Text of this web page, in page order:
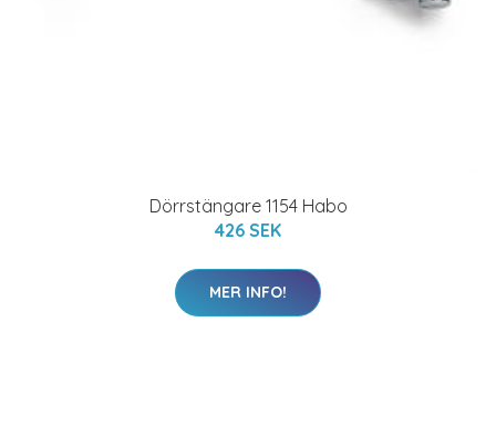
Dörrstängare 1154 Habo
426 SEK
MER INFO!